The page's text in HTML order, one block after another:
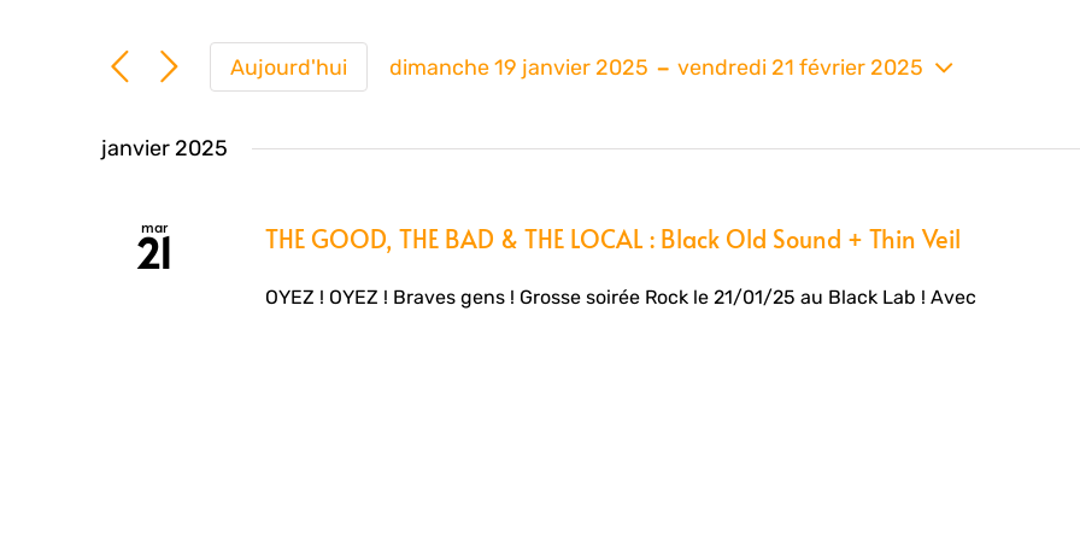
Aujourd'hui dimanche 19 janvier 2025 - vendredi 21 février 2025
janvier 2025
mar
21 THE GOOD, THE BAD & THE LOCAL : Black Old Sound + Thin Veil
OYEZ ! OYEZ ! Braves gens ! Grosse soirée Rock le 21/01/25 au Black Lab ! Avec